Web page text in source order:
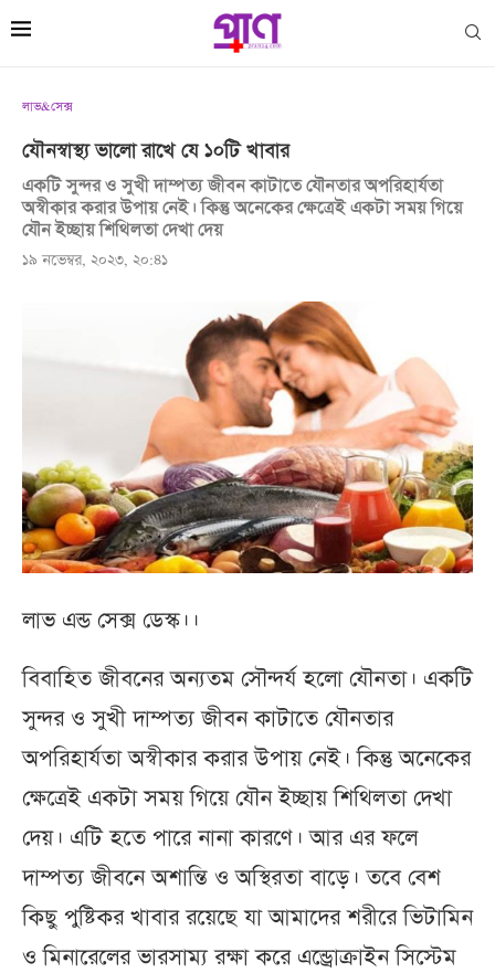
লাভ&সেক্স
যৌনস্বাস্থ্য ভালো রাখে যে ১০টি খাবার
একটি সুন্দর ও সুখী দাম্পত্য জীবন কাটাতে যৌনতার অপরিহার্যতা
অস্বীকার করার উপায় নেই। কিন্তু অনেকের ক্ষেত্রেই একটা সময় গিয়ে
যৌন ইচ্ছায় শিথিলতা দেখা দেয়
১৯ নভেম্বর, ২০২৩, ২০:৪১
লাভ এন্ড সেক্স ডেস্ক।।
বিবাহিত জীবনের অন্যতম সৌন্দর্য হলো যৌনতা। একটি
সুন্দর ও সুখী দাম্পত্য জীবন কাটাতে যৌনতার
অপরিহার্যতা অস্বীকার করার উপায় নেই। কিন্তু অনেকের
ক্ষেত্রেই একটা সময় গিয়ে যৌন ইচ্ছায় শিথিলতা দেখা
দেয়। এটি হতে পারে নানা কারণে। আর এর ফলে
দাম্পত্য জীবনে অশান্তি ও অস্থিরতা বাড়ে। তবে বেশ
কিছু পুষ্টিকর খাবার রয়েছে যা আমাদের শরীরে ভিটামিন
ও মিনারেলের ভারসাম্য রক্ষা করে এন্ড্রোক্রাইন সিস্টেম